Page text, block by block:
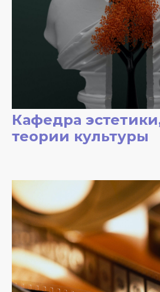
Кафедра
теории культуры